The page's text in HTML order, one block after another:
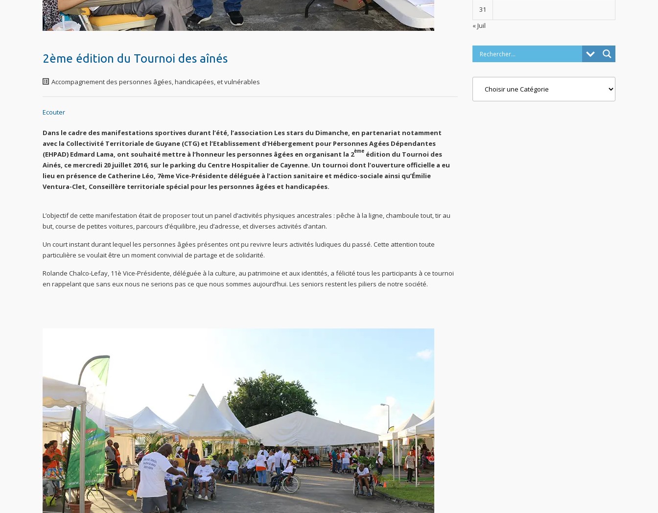
2ème édition du Tournoi des aînés
Accompagnement des personnes âgées, handicapées, et vulnérables
Ecouter
Dans le cadre des manifestations sportives durant l’été, l’association Les stars du Dimanche, en partenariat notamment
avec la Collectivité Territoriale de Guyane (CTG) et l’Etablissement d’Hébergement pour Personnes Agées Dépendantes
(EHPAD) Edmard Lama, ont souhaité mettre à l’honneur les personnes âgées en organisant la 2ème édition du Tournoi des
Ainés, ce mercredi 20 juillet 2016, sur le parking du Centre Hospitalier de Cayenne. Un tournoi dont l’ouverture officielle a eu
lieu en présence de Catherine Léo, 7ème Vice-Présidente déléguée à l’action sanitaire et médico-sociale ainsi qu’Émilie
Ventura-Clet, Conseillère territoriale spécial pour les personnes âgées et handicapées.
L’objectif de cette manifestation était de proposer tout un panel d’activités physiques ancestrales : pêche à la ligne, chamboule tout, tir au
but, course de petites voitures, parcours d’équilibre, jeu d’adresse, et diverses activités d’antan.
Un court instant durant lequel les personnes âgées présentes ont pu revivre leurs activités ludiques du passé. Cette attention toute
particulière se voulait être un moment convivial de partage et de solidarité.
Rolande Chalco-Lefay, 11è Vice-Présidente, déléguée à la culture, au patrimoine et aux identités, a félicité tous les participants à ce tournoi
en rappelant que sans eux nous ne serions pas ce que nous sommes aujourd’hui. Les seniors restent les piliers de notre société.
31
« Juil